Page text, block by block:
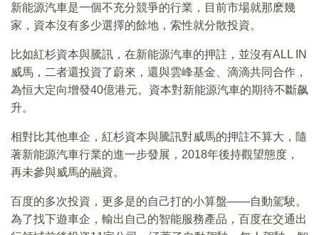
新能源汽車是一個不充分競爭的行業，目前市場就那麽幾
家，資本沒有多少選擇的餘地，索性就分散投資。
比如紅杉資本與騰訊，在新能源汽車的押註，並沒有ALL IN
威馬，二者還投資了蔚來，還與雲峰基金、滴滴共同合作，
為恒大定向增發40億港元。資本對新能源汽車的期待不斷飙
升。
相對比其他車企，紅杉資本與騰訊對威馬的押註不算大，隨
著新能源汽車行業的進一步發展，2018年後持觀望態度，
再未參與威馬的融資。
百度的多次投資，更多是的自己打的小算盤——自動駕駛。
為了找下遊車企，輸出自己的智能服務產品，百度在交通出